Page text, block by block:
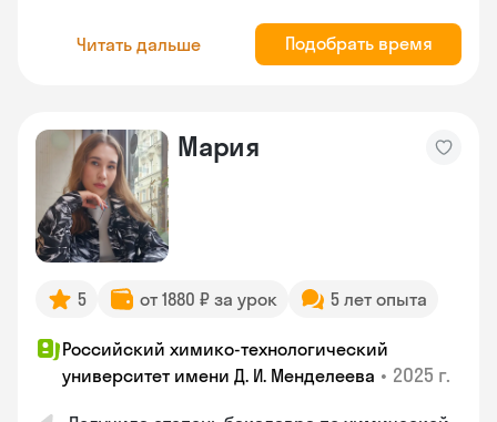
Читать дальше Подобрать время
Мария
5 от 1880 ₽ за урок 5 лет опыта
Российский химико-технологический
университет имени Д. И. Менделеева • 2025 г.